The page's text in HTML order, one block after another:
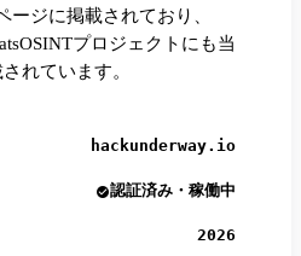
ージに掲載されており、
プロジェクトにも当
れています。
hackunderway.io
認証済み・稼働中
2026